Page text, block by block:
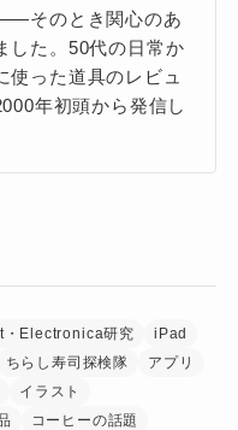
そのとき関心のあ
した。50代の日常か
使った道具のレビュ
年初頭から発信し
Electronica研究
iPad
ちらし寿司探検隊
アプリ
イラスト
コーヒーの話題